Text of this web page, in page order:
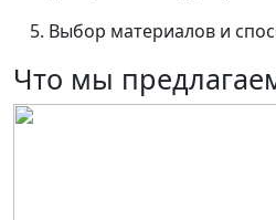
Выбор материалов и
Что мы